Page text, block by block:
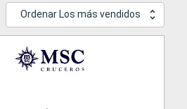
Ordenar Los más vendidos